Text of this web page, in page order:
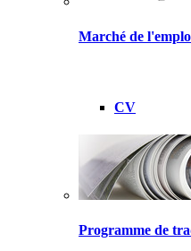
Marché de
CV
Programme de